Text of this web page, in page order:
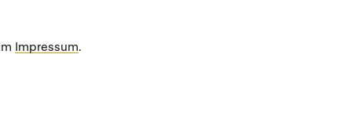
Impressum.